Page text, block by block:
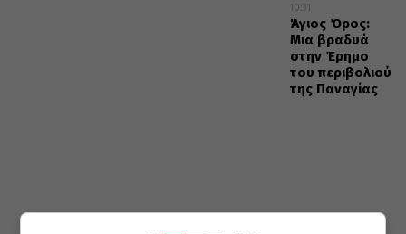
10:31
Άγιος Όρος:
Μια βραδυά
στην Έρημο
του περιβολιού
της Παναγίας